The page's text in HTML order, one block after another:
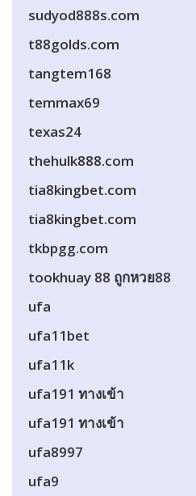
sudyod888s.com
t88golds.com
tangtem168
temmax69
texas24
thehulk888.com
tia8kingbet.com
tia8kingbet.com
tkbpgg.com
tookhuay 88 ถูกหวย88
ufa
ufa11bet
ufa11k
ufa191 ทางเข้า
ufa191 ทางเข้า
ufa8997
ufa9